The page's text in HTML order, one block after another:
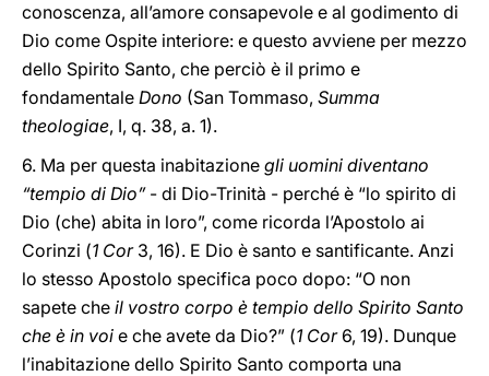
conoscenza, all’amore consapevole e al godimento di
Dio come Ospite interiore: e questo avviene per mezzo
dello Spirito Santo, che perciò è il primo e
fondamentale Dono (San Tommaso, Summa
theologiae, I, q. 38, a. 1).
6. Ma per questa inabitazione gli uomini diventano
“tempio di Dio”- di Dio-Trinità - perché è “lo spirito di
Dio (che) abita in loro”, come ricorda l’Apostolo ai
Corinzi (1 Cor 3, 16). E Dio è santo e santificante. Anzi
lo stesso Apostolo specifica poco dopo: “O non
sapete che il vostro corpo è tempio dello Spirito Santo
che è in voi e che avete da Dio?” (1 Cor 6, 19). Dunque
l’inabitazione dello Spirito Santo comporta una